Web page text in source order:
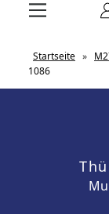
Startseite »
1086